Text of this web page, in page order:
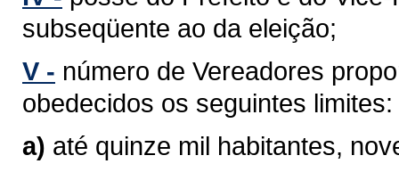
subseqüente ao da eleição;
V - número de Vereadores
obedecidos os seguintes limites:
a) até quinze mil habitantes,